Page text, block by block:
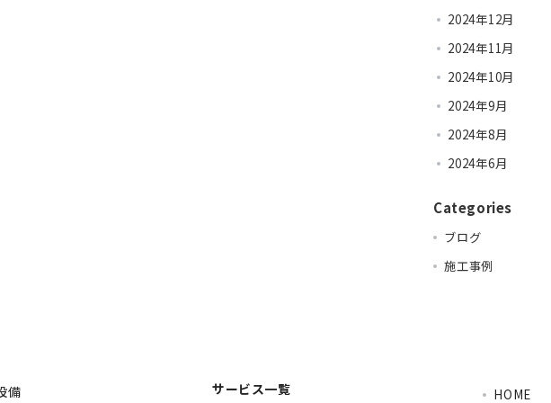
2024年12月
2024年11月
2024年10月
2024年9月
2024年8月
2024年6月
Categories
ブログ
施工事例
備
サービス一覧 HOME